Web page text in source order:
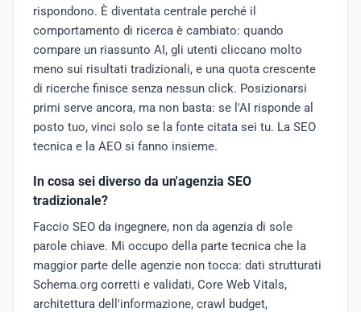
rispondono. È diventata centrale perché il
comportamento di ricerca è cambiato: quando
compare un riassunto AI, gli utenti cliccano molto
meno sui risultati tradizionali, e una quota crescente
di ricerche finisce senza nessun click. Posizionarsi
primi serve ancora, ma non basta: se l'AI risponde al
posto tuo, vinci solo se la fonte citata sei tu. La SEO
tecnica e la AEO si fanno insieme.
In cosa sei diverso da un'agenzia SEO
tradizionale?
Faccio SEO da ingegnere, non da agenzia di sole
parole chiave. Mi occupo della parte tecnica che la
maggior parte delle agenzie non tocca: dati strutturati
Schema.org corretti e validati, Core Web Vitals,
architettura dell'informazione, crawl budget,